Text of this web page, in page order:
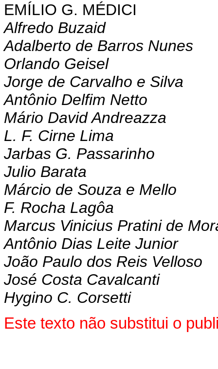
EMÍLIO G. MÉDICI
Alfredo Buzaid
Adalberto de Barros Nunes
Orlando Geisel
Jorge de Carvalho e Silva
Antônio Delfim Netto
Mário David Andreazza
L. F. Cirne Lima
Jarbas G. Passarinho
Julio Barata
Márcio de Souza e Mello
F. Rocha Lagôa
Marcus Vinicius Pratini de
Antônio Dias Leite Junior
João Paulo dos Reis Velloso
José Costa Cavalcanti
Hygino C. Corsetti
Este texto não substitui o